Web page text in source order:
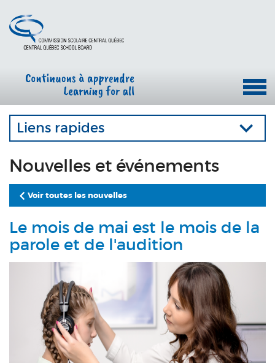
Liens rapides
Nouvelles et événements
Voir toutes les nouvelles
Le mois de mai est le mois de la
parole et de l'audition